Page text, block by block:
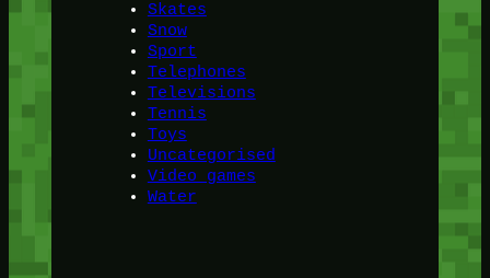
Skates
Snow
Sport
Telephones
Televisions
Tennis
Toys
Uncategorised
Video games
Water